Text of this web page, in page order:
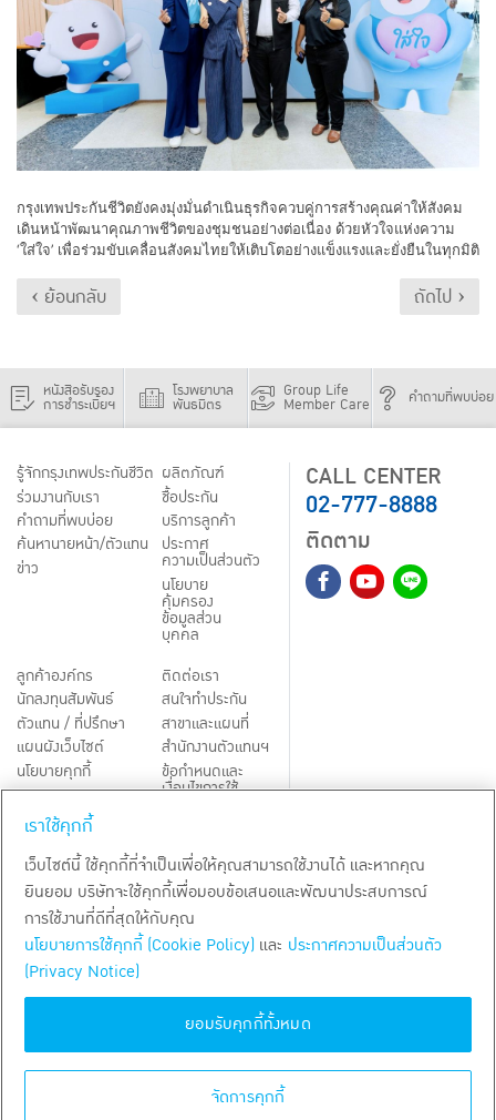
กรุงเทพประกันชีวิตยังคงมุ่งมั่นดำเนินธุรกิจควบคู่การสร้างคุณค่าให้สังคม
เดินหน้าพัฒนาคุณภาพชีวิตของชุมชนอย่างต่อเนื่อง ด้วยหัวใจแห่งความ
‘ใส่ใจ’ เพื่อร่วมขับเคลื่อนสังคมไทยให้เติบโตอย่างแข็งแรงและยั่งยืนในทุกมิติ
‹ ย้อนกลับ ถัดไป ›
หนังสือรับรอง
การชำระเบี้ยฯ
โรงพยาบาล
พันธมิตร
Group Life
Member Care คำถามที่พบบ่อย
รู้จักกรุงเทพประกันชีวิต
ร่วมงานกับเรา
คำถามที่พบบ่อย
ค้นหานายหน้า/ตัวแทน
ข่าว
ผลิตภัณฑ์
ชื้อประกัน
บริการลูกค้า
ประกาศ
ความเป็นส่วนตัว
นโยบาย
คุ้มครอง
ข้อมูลส่วน
บุคคล
ลูกค้าองค์กร
นักลงทุนสัมพันธ์
ตัวแทน / ที่ปรึกษา
แผนผังเว็บไซต์
นโยบายคุกกี้
Third-Party Notices
ติดต่อเรา
สนใจทำประกัน
สาขาและแผนที่
สำนักงานตัวแทนฯ
ข้อกำหนดและ
เงื่อนไขการใช้
CALL CENTER
02-777-8888
ติดตาม
TH EN
สงวนลิขสิทธิ์ พ.ศ.2569
เราใช้คุกกี้
เว็บไซต์นี้ ใช้คุกกี้ที่จำเป็นเพื่อให้คุณสามารถใช้งานได้ และหากคุณ
ยินยอม บริษัทจะใช้คุกกี้เพื่อมอบข้อเสนอและพัฒนาประสบการณ์
การใช้งานที่ดีที่สุดให้กับคุณ
นโยบายการใช้คุกกี้ (Cookie Policy) และ ประกาศความเป็นส่วนตัว
(Privacy Notice)
จัดการคุกกี้
ยอมรับคุกกี้ทั้งหมด